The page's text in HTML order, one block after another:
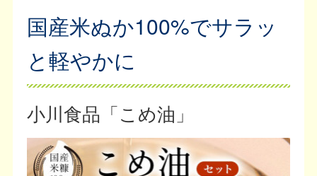
国産米ぬか100%でサラッ
と軽やかに
小川食品「こめ油」